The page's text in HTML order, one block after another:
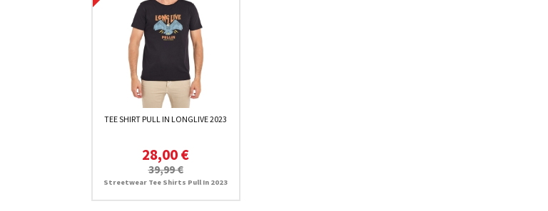
TEE SHIRT PULL IN LONGLIVE 2023
28,00 €
39,99 €
Streetwear Tee Shirts Pull In 2023